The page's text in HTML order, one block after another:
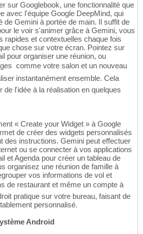
sur Googlebook, une fonctionnalité que
avec l'équipe Google DeepMind, qui
de Gemini à portée de main. Il suffit de
le voir s'animer grâce à Gemini, vous
rapides et contextuelles chaque fois
chose sur votre écran. Pointez sur
pour organiser une réunion, ou
 comme votre salon et un nouveau
instantanément ensemble. Cela
l'idée à la réalisation en quelques
« Create your Widget » à Google
de créer des widgets personnalisés
des instructions. Gemini peut effectuer
ou se connecter à vos applications
et Agenda pour créer un tableau de
organisez une réunion de famille à
vos informations de vol et
de restaurant et même un compte à
pratique sur votre bureau, faisant de
personnalisé.
Android